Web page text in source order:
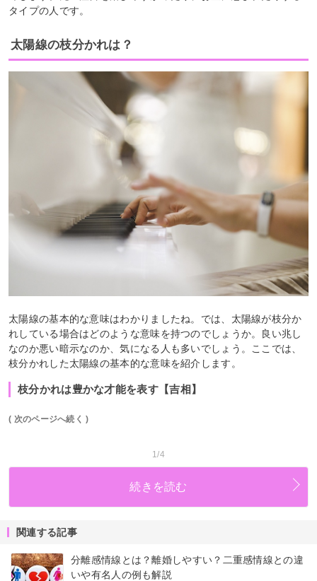
タイプの人です。
太陽線の枝分かれは？
太陽線の基本的な意味はわかりましたね。では、太陽線が枝分か
れしている場合はどのような意味を持つのでしょうか。良い兆し
なのか悪い暗示なのか、気になる人も多いでしょう。ここでは、
枝分かれした太陽線の基本的な意味を紹介します。
枝分かれは豊かな才能を表す【吉相】
( 次のページへ続く )
1/4
続きを読む
関連する記事
分離感情線とは？離婚しやすい？二重感情線との違
いや有名人の例も解説